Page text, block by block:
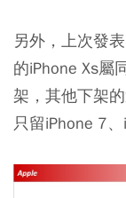
另外，上次發
的iPhone Xs屬
架，其他下架
只留iPhone 7